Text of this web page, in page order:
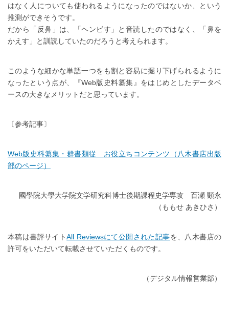
はなく人についても使われるようになったのではないか、という
推測ができそうです。
だから「反鼻」は、「ヘンビす」と音読したのではなく、「鼻を
かえす」と訓読していたのだろうと考えられます。
このような細かな単語一つをも割と容易に掘り下げられるように
なったという点が、『Web版史料纂集』をはじめとしたデータベ
ースの大きなメリットだと思っています。
〔参考記事〕
Web版史料纂集・群書類従 お役立ちコンテンツ（八木書店出版
部のページ）
國學院大學大学院文学研究科博士後期課程史学専攻 百瀬 顕永
（ももせ あきひさ）
本稿は書評サイトAll Reviewsにて公開された記事を、八木書店の
許可をいただいて転載させていただくものです。
（デジタル情報営業部）